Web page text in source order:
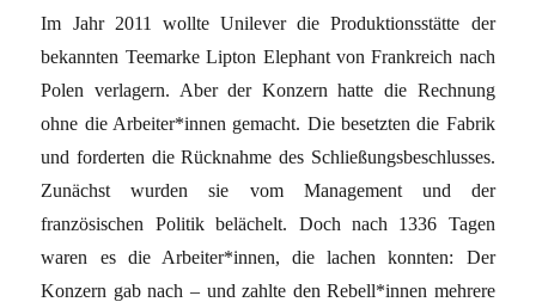
Im Jahr 2011 wollte Unilever die Produktionsstätte der
bekannten Teemarke Lipton Elephant von Frankreich nach
Polen verlagern. Aber der Konzern hatte die Rechnung
ohne die Arbeiter*innen gemacht. Die besetzten die Fabrik
und forderten die Rücknahme des Schließungsbeschlusses.
Zunächst wurden sie vom Management und der
französischen Politik belächelt. Doch nach 1336 Tagen
waren es die Arbeiter*innen, die lachen konnten: Der
Konzern gab nach – und zahlte den Rebell*innen mehrere